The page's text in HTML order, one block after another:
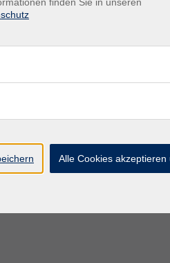
Sowohl Kinder als auch
Anlass feiern oder einfach
dafür.
Alle Cookies akzeptieren